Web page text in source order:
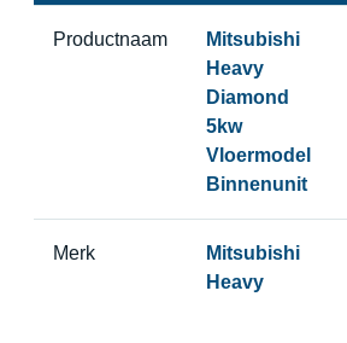
Productnaam
Mitsubishi
Heavy
Diamond
5kw
Vloermodel
Binnenunit
Merk
Mitsubishi
Heavy